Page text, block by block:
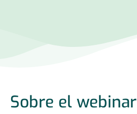
Sobre el webinar